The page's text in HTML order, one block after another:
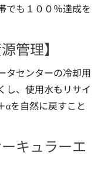
でも１００％達成を
管理】
タセンターの冷却用
し、使用水もリサイ
αを自然に戻すこと
キュラーエ